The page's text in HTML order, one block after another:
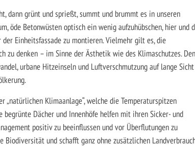
dann grünt und sprießt, summt und brummt es in unseren
öde Betonwüsten optisch ein wenig aufzuhübschen, hier und
Einheitsfassade zu montieren. Vielmehr gilt es, die
zu denken – im Sinne der Ästhetik wie des Klimaschutzes.
urbane Hitzeinseln und Luftverschmutzung auf lange Sicht
Klimaanlage“, welche die Temperaturspitzen
Dächer und Innenhöfe helfen mit ihren Sicker- und
positiv zu beeinflussen und vor Überflutungen zu
Biodiversität und schafft ganz ohne zusätzlichen